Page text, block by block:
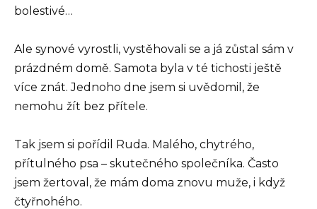
bolestivé…
Ale synové vyrostli, vystěhovali se a já zůstal sám v
prázdném domě. Samota byla v té tichosti ještě
více znát. Jednoho dne jsem si uvědomil, že
nemohu žít bez přítele.
Tak jsem si pořídil Ruda. Malého, chytrého,
přítulného psa – skutečného společníka. Často
jsem žertoval, že mám doma znovu muže, i když
čtyřnohého.